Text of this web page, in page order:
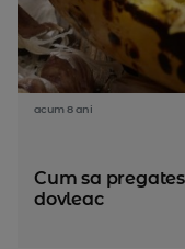
acum 8 ani
Cum sa
dovleac